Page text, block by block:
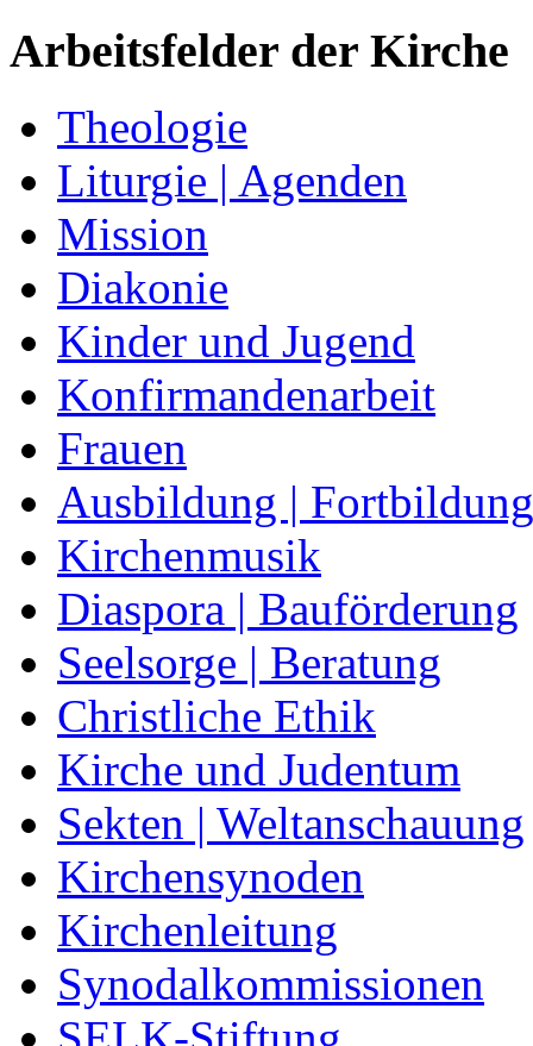
Arbeitsfelder der Kirche
Theologie
Liturgie | Agenden
Mission
Diakonie
Kinder und Jugend
Konfirmandenarbeit
Frauen
Ausbildung | Fortbildung
Kirchenmusik
Diaspora | Bauförderung
Seelsorge | Beratung
Christliche Ethik
Kirche und Judentum
Sekten | Weltanschauung
Kirchensynoden
Kirchenleitung
Synodalkommissionen